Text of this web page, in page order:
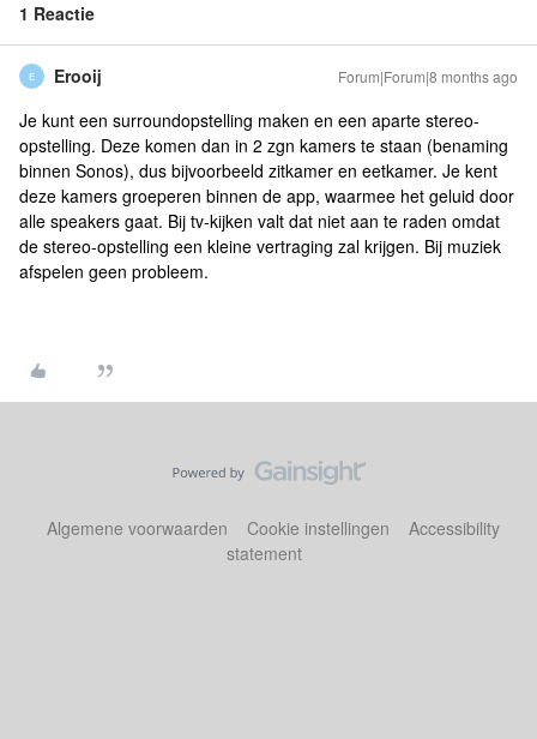
1 Reactie
E Erooij Forum|Forum|8 months ago
Je kunt een surroundopstelling maken en een aparte stereo-
opstelling. Deze komen dan in 2 zgn kamers te staan (benaming
binnen Sonos), dus bijvoorbeeld zitkamer en eetkamer. Je kent
deze kamers groeperen binnen de app, waarmee het geluid door
alle speakers gaat. Bij tv-kijken valt dat niet aan te raden omdat
de stereo-opstelling een kleine vertraging zal krijgen. Bij muziek
afspelen geen probleem.
Algemene voorwaarden Cookie instellingen
Accessibility
statement